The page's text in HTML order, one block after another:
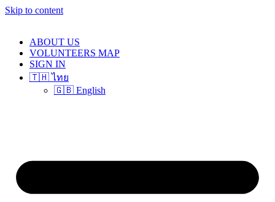
Skip to content
ABOUT US
VOLUNTEERS MAP
SIGN IN
🇹🇭 ไทย
🇬🇧 English